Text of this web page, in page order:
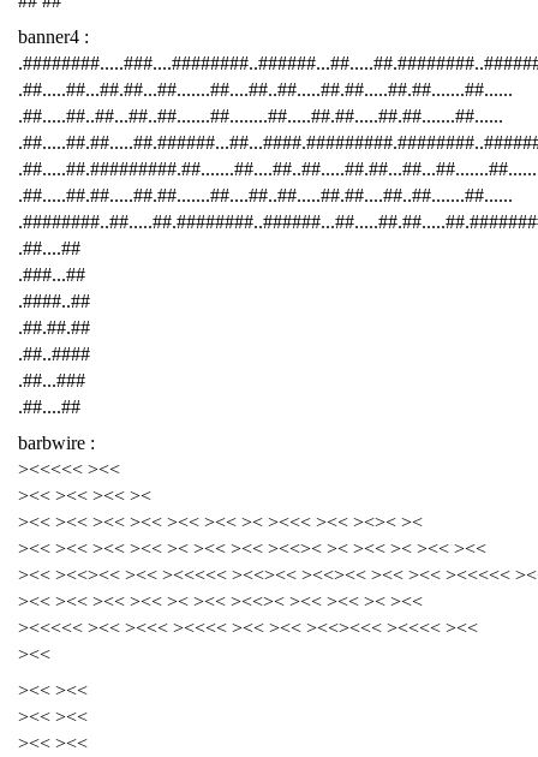
banner4 :
.##.....##...##.##...##.......##....##..##.....##.##.....##.##.......##......
.##.....##..##...##..##.......##........##.....##.##.....##.##.......##......
.##.....##.#########.##.......##....##..##.....##.##...##...##.......##......
.##.....##.##.....##.##.......##....##..##.....##.##....##..##.......##......
.##....##
.###...##
.####..##
.##.##.##
.##..####
.##...###
.##....##
barbwire :
><<<<< ><<
><< ><< ><< ><
><< ><< ><< ><< ><< ><< >< ><<< ><< ><>< ><
><< ><< ><< ><< >< ><< ><< ><<>< >< ><< >< ><< ><<
><< ><<><< ><< ><<<<< ><<><< ><<><< ><< ><< ><<<<<
><< ><< ><< ><< >< ><< ><<>< ><< ><< >< ><<
><<<<< ><< ><<< ><<<< ><< ><< ><<><<< ><<<< ><<
><<
><< ><<
><< ><<
><< ><<